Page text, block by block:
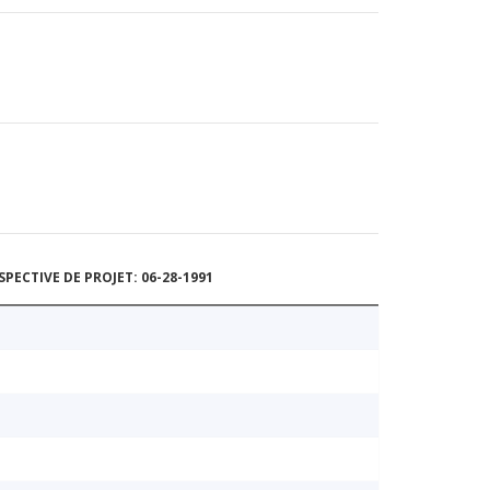
DE PROJET: 06-28-1991